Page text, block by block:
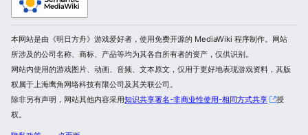
本网站是由《明日方舟》游戏爱好者，使用免费开源的 MediaWiki 程序制作。网站
所涉及的公司名称、商标、产品等均为其各自所有者的资产，仅供识别。
网站内使用的游戏图片、动画、音频、文本原文，仅用于更好地表现游戏资料，其版
权属于上海鹰角网络科技有限公司及其关联公司。
除非另有声明，网站其他内容采用知识共享署名-非商业性使用-相同方式共享
授
权。